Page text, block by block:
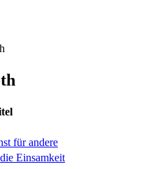
für andere
Einsamkeit